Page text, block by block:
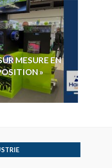
MESURE EN
»